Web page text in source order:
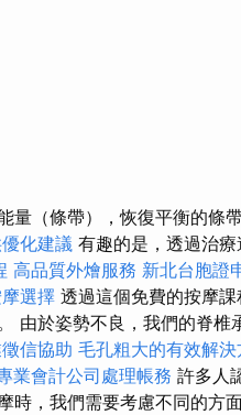
量（條帶），恢復平衡的條
化建議 有趣的是，透過治
高品質外燴服務 新北台胞證
選擇 透過這個免費的按摩
由於姿勢不良，我們的脊椎
信協助 毛孔粗大的有效解
業會計公司處理帳務 許多人
時，我們需要考慮不同的方